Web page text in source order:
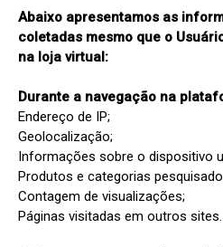
Abaixo apresentamos as
coletadas mesmo que o
na loja virtual:
Durante a navegação na
Endereço de IP;
Geolocalização;
Informações sobre o dispositivo
Produtos e categorias
Contagem de visualizações;
Páginas visitadas em outros sites.